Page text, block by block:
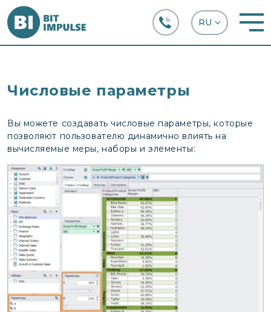
Числовые параметры
Вы можете создавать числовые параметры, которые
позволяют пользователю динамично влиять на
вычисляемые меры, наборы и элементы: